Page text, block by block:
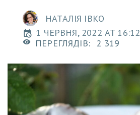
НАТАЛІЯ ІВКО
1 ЧЕРВНЯ, 2022 AT 16:12
ПЕРЕГЛЯДІВ: 2 319